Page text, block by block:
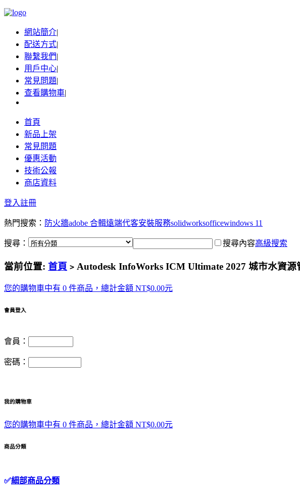
網站簡介|
配送方式|
聯繫我們|
用戶中心|
常見問題|
查看購物車|
首頁
新品上架
常見問題
優惠活動
技術公報
商店資料
登入註冊
熱門搜索： 防火牆adobe 合輯遠端代客安裝服務solidworksofficewindows 11
搜尋： 搜尋內容高級搜索
當前位置: 首頁 > Autodesk InfoWorks ICM Ultimate 2027 城市水資源
您的購物車中有 0 件商品，總計金額 NT$0.00元
會員登入
會員：
密碼：
我的購物車
您的購物車中有 0 件商品，總計金額 NT$0.00元
商品分類
✅細部商品分類